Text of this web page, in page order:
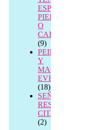
ESPALDA,
PIERNAS
O
CABEZA
(9)
PEINADO
Y
MAQUILLAJE
EVENTOS
(18)
SEÑAL
RESERVA
CITA
(2)